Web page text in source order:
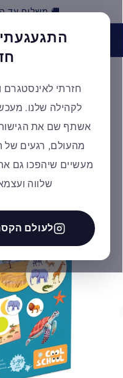
דילוג 🚚 משלוח עד הבית ב-29
האינסטגרם של
ולקבל
חזרתי לאינסטגרם
לקהילה שלנו.
אשתף שם את הגישות
מהעולם, רגעים של
מעשיים שיהפכו גם
שלווה
לעולם